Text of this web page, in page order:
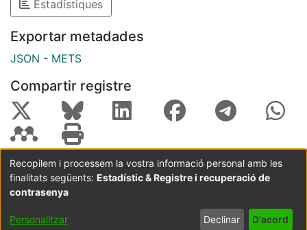
Estadístiques
Exportar metadades
JSON - METS
Compartir registre
Coordinació:CRAI UB Avís legal
Metadades
subjectes a:
Configuració
de cookies
privadesa
Recopilem i processem la vostra informació personal amb les
finalitats següents: Estadístic & Registre i recuperació de
contrasenya
Personalitzar Declinar D'acord